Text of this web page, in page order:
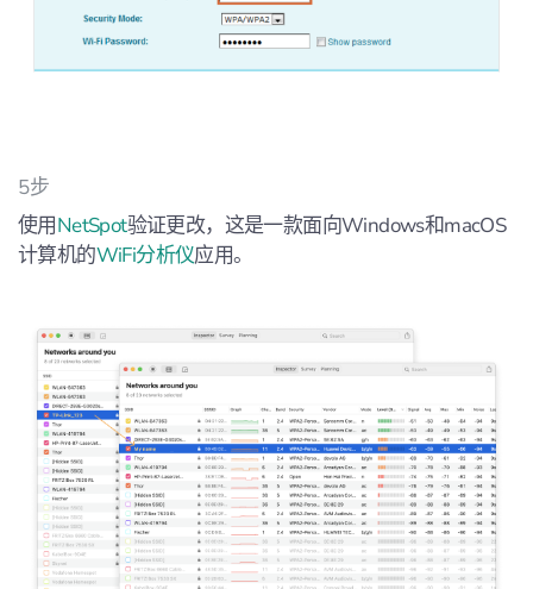
5步
使用NetSpot验证更改，这是一款面向Windows和macOS
计算机的WiFi分析仪应用。